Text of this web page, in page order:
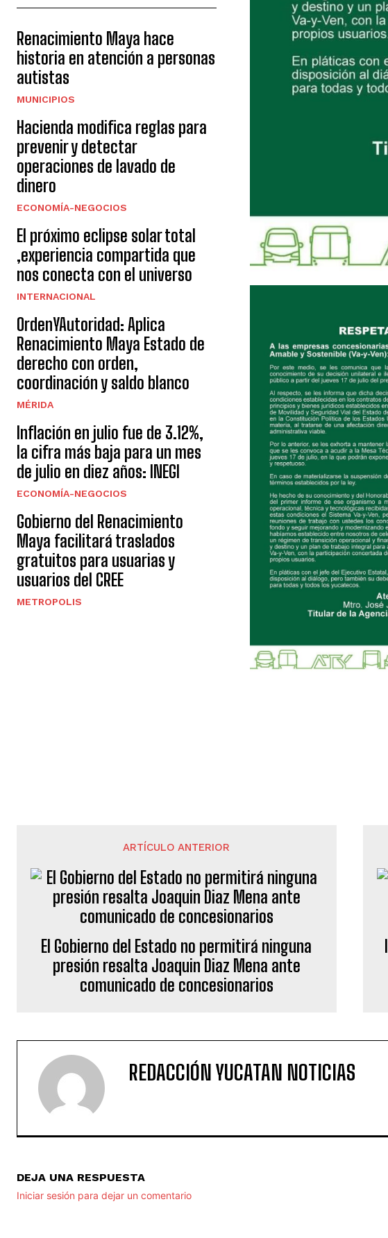
Renacimiento Maya hace
historia en atención a personas
autistas
MUNICIPIOS
Hacienda modifica reglas para
prevenir y detectar
operaciones de lavado de
dinero
ECONOMÍA-NEGOCIOS
El próximo eclipse solar total
,experiencia compartida que
nos conecta con el universo
INTERNACIONAL
OrdenYAutoridad: Aplica
Renacimiento Maya Estado de
derecho con orden,
coordinación y saldo blanco
MÉRIDA
Inflación en julio fue de 3.12%,
la cifra más baja para un mes
de julio en diez años: INEGI
ECONOMÍA-NEGOCIOS
Gobierno del Renacimiento
Maya facilitará traslados
gratuitos para usuarias y
usuarios del CREE
METROPOLIS
ARTÍCULO ANTERIOR
El Gobierno del Estado no permitirá ninguna
presión resalta Joaquin Diaz Mena ante
comunicado de concesionarios
REDACCIÓN YUCATAN NOTICIAS
DEJA UNA RESPUESTA
Iniciar sesión para dejar un comentario